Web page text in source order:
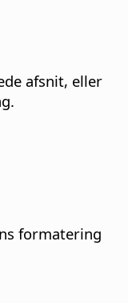
afsnit, eller
formatering